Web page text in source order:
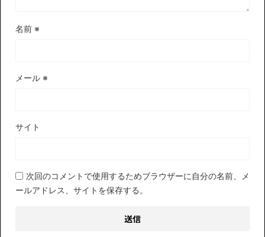
名前 ※
メール ※
サイト
次回のコメントで使用するためブラウザーに自分の名前、メ
ールアドレス、サイトを保存する。